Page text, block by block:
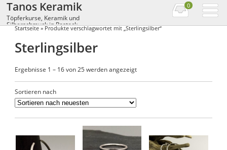
Tanos Keramik
Töpferkurse, Keramik und
Silberschmuck in Rostock
0
Startseite» Produkte verschlagwortet mit „Sterlingsilber“
Sterlingsilber
Ergebnisse 1 – 16 von 25 werden angezeigt
Sortieren nach